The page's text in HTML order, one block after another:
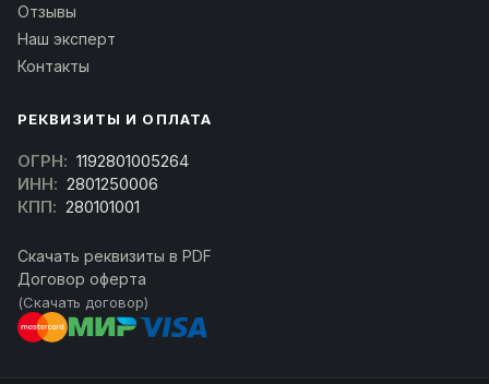
Отзывы
Наш эксперт
Контакты
РЕКВИЗИТЫ И ОПЛАТА
ОГРН: 1192801005264
ИНН: 2801250006
КПП: 280101001
Скачать реквизиты в PDF
Договор оферта
(Скачать договор)